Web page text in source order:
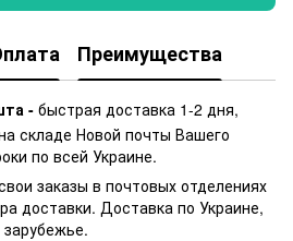
Преимущества
-быстрая доставка 1-2 дня,
складе Новой почты Вашего
по всей Украине.
заказы в почтовых отделениях
доставки. Доставка по Украине,